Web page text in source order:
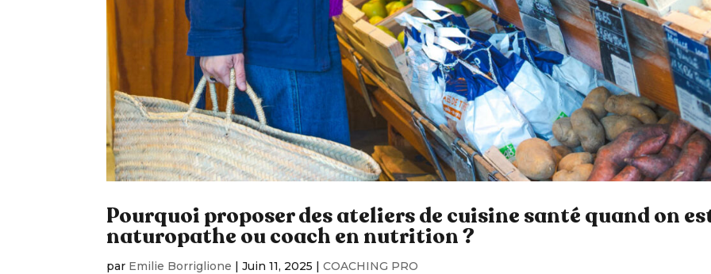
Pourquoi proposer des ateliers de cuisine santé quand on
naturopathe ou coach en nutrition ?
par Emilie Borriglione |Juin 11, 2025 |COACHING PRO